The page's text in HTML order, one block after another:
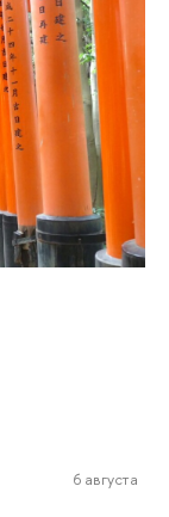
6 августа